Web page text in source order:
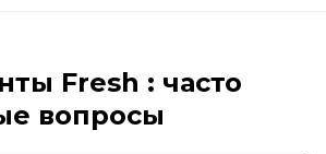
Fresh : часто
вопросы